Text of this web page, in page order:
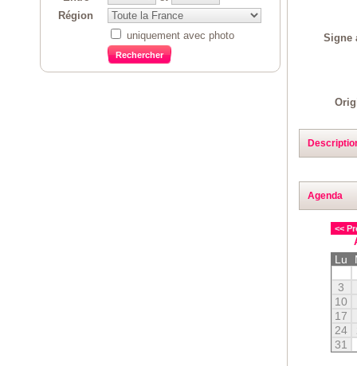
Signe
Agenda
<<
Lu
3
10
17
24
31
Région
uniquement avec photo